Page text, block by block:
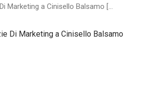
Le 10 Migliori Agenzie Di Marketing a Cinisello Balsamo [2024]